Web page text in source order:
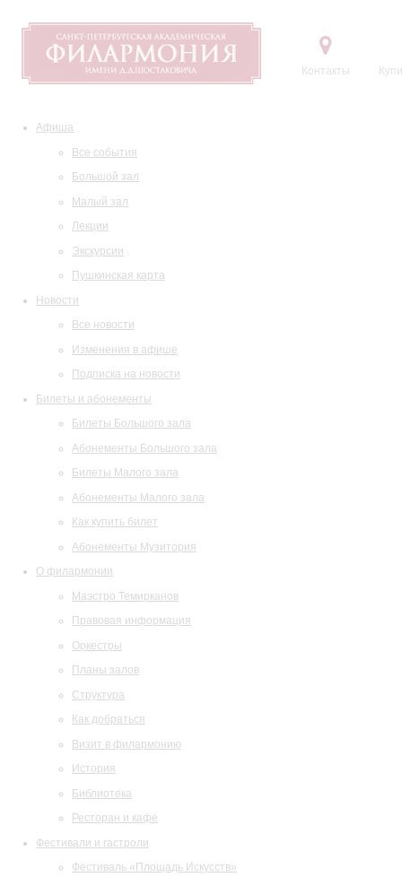
Контакты
Афиша
Все события
Большой зал
Малый зал
Лекции
Экскурсии
Пушкинская карта
Новости
Все новости
Изменения в афише
Подписка на новости
Билеты и абонементы
Билеты Большого зала
Абонементы Большого зала
Билеты Малого зала
Абонементы Малого зала
Как купить билет
Абонементы Музитория
О филармонии
Маэстро Темирканов
Правовая информация
Оркестры
Планы залов
Структура
Как добраться
Визит в филармонию
История
Библиотека
Ресторан и кафе
Фестивали и гастроли
Фестиваль «Площадь Искусств»